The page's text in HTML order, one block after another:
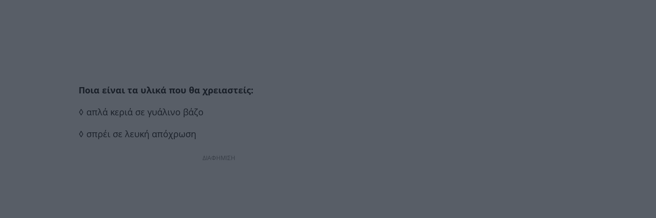
Ποια είναι τα υλικά που θα χρειαστείς:
◊ απλά κεριά σε γυάλινο βάζο
◊ σπρέι σε λευκή απόχρωση
ΔΙΑΦΗΜΙΣΗ